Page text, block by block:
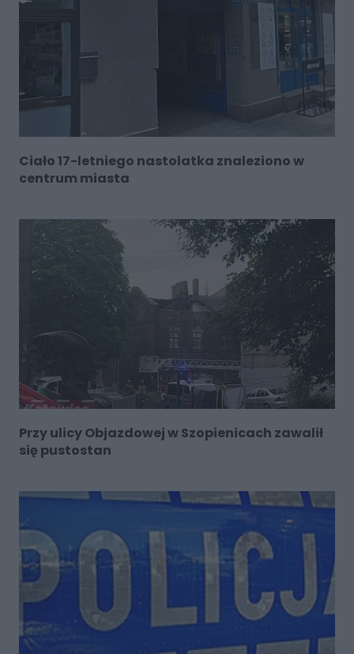
Ciało 17-letniego nastolatka znaleziono w
centrum miasta
Przy ulicy Objazdowej w Szopienicach zawalił
się pustostan